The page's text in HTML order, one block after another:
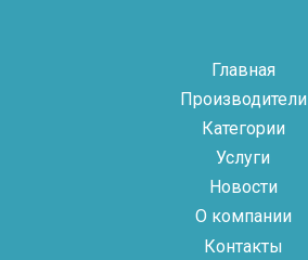
Главная
Производители
Категории
Услуги
Новости
О компании
Контакты